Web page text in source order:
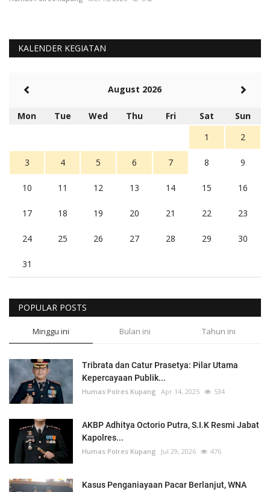
KALENDER KEGIATAN
August 2026
Mon Tue Wed Thu Fri Sat
Sun
1
2
3 4 5 6 7 8 9
10 11 12 13 14 15 16
17 18 19 20 21 22 23
24 25 26 27 28 29 30
31
POPULAR POSTS
Minggu ini Bulan ini Tahun ini
Tribrata dan Catur Prasetya: Pilar Utama
Kepercayaan Publik...
Humas Polres Kupang Apr 14, 2025 534
AKBP Adhitya Octorio Putra, S.I.K Resmi Jabat
Kapolres...
Humas Polres Kupang Jul 29, 2026 476
Kasus Penganiayaan Pacar Berlanjut, WNA